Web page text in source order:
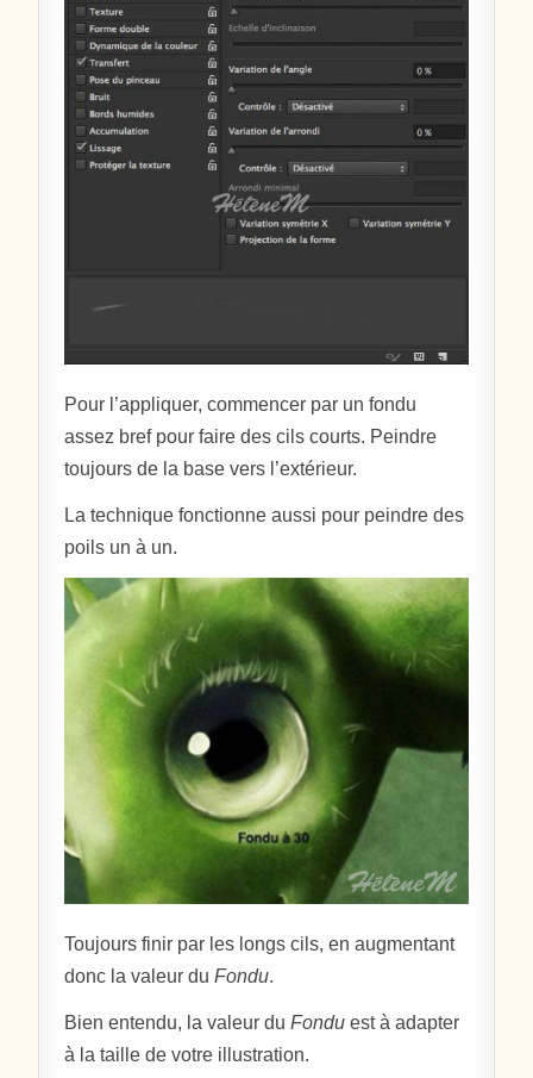
Pour l’appliquer, commencer par un fondu
assez bref pour faire des cils courts. Peindre
toujours de la base vers l’extérieur.
La technique fonctionne aussi pour peindre des
poils un à un.
Toujours finir par les longs cils, en augmentant
donc la valeur duFondu.
Bien entendu, la valeur duFondu est à adapter
à la taille de votre illustration.